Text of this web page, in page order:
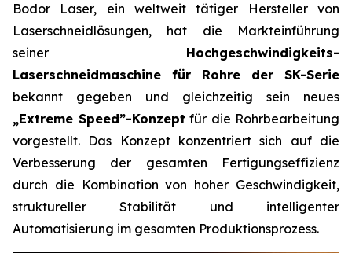
Bodor Laser, ein weltweit tätiger Hersteller von
Laserschneidlösungen, hat die Markteinführung
seiner Hochgeschwindigkeits-
Laserschneidmaschine für Rohre der SK-Serie
bekannt gegeben und gleichzeitig sein neues
„Extreme Speed”-Konzept für die Rohrbearbeitung
vorgestellt. Das Konzept konzentriert sich auf die
Verbesserung der gesamten Fertigungseffizienz
durch die Kombination von hoher Geschwindigkeit,
struktureller Stabilität und intelligenter
Automatisierung im gesamten Produktionsprozess.